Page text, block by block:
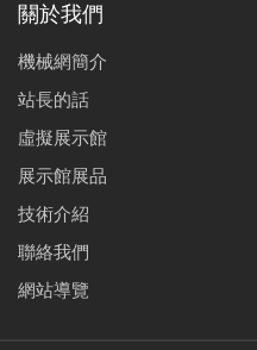
關於我們
機械網簡介
站長的話
虛擬展示館
展示館展品
技術介紹
聯絡我們
網站導覽